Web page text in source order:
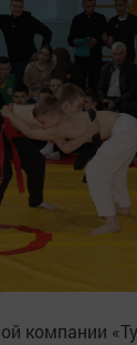
компании